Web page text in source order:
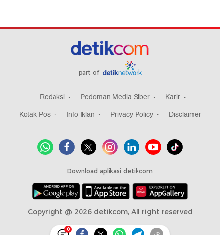
0
part of
Redaksi Pedoman Media Siber
Karir
Kotak Pos
Info Iklan Privacy Policy Disclaimer
Download aplikasi detikcom
Copyright @ 2026 detikcom, All right reserved